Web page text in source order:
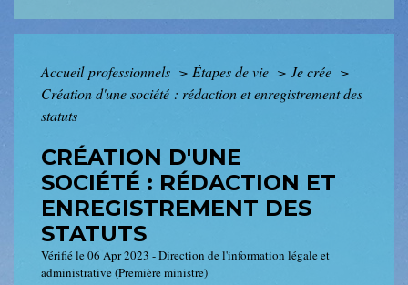
Accueil professionnels > Étapes de vie > Je crée >
Création d'une société : rédaction et enregistrement des
statuts
CRÉATION D'UNE
SOCIÉTÉ : RÉDACTION ET
ENREGISTREMENT DES
STATUTS
Vérifié le 06 Apr 2023 - Direction de l'information légale et
administrative (Première ministre)